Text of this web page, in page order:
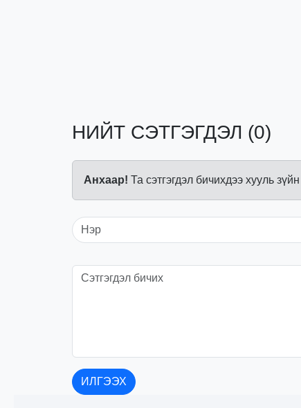
НИЙТ СЭТГЭГДЭЛ (0)
Анхаар! Та сэтгэгдэл бичихдээ хууль
ИЛГЭЭХ